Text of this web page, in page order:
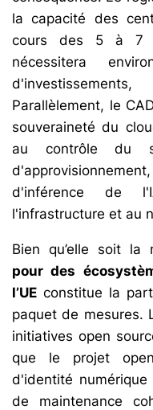
la capacité des
cours des 5 à 7
nécessitera
Parallèlement, le
souveraineté du
au contrôle du
d'inférence de
l'infrastructure et au
Bien qu’elle soit
pour des
l’UEconstitue la
paquet de mesures.
initiatives open
que le projet
d'identité
de maintenance